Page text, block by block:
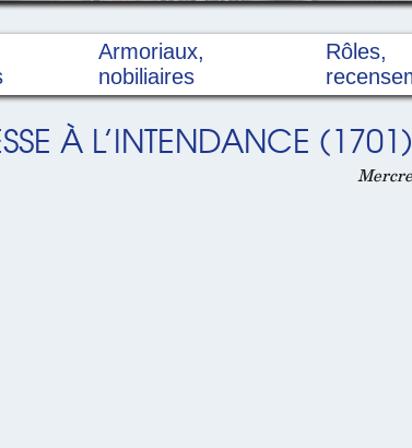
Armoriaux,
nobiliaires
Rôles,
À L’INTENDANCE (1701)